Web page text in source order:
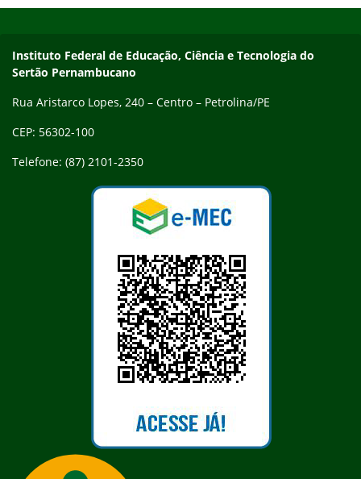
Endereço
Instituto Federal de Educação, Ciência e Tecnologia do
Sertão Pernambucano
Rua Aristarco Lopes, 240 – Centro – Petrolina/PE
CEP: 56302-100
Telefone: (87) 2101-2350